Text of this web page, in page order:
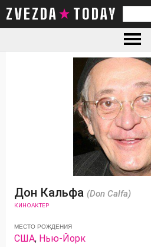
ZVEZDA TODAY
Дон Кальфа (Don Calfa)
КИНОАКТЕР
МЕСТО РОЖДЕНИЯ
США, Нью-Йорк